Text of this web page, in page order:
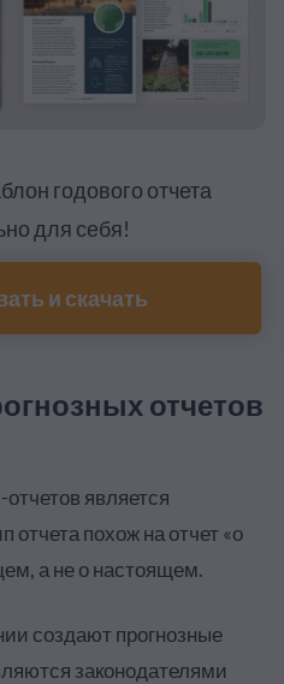
годового отчета
для себя!
и скачать
отчетов
является
отчета похож на отчет «о
а не о настоящем.
создают прогнозные
законодателями